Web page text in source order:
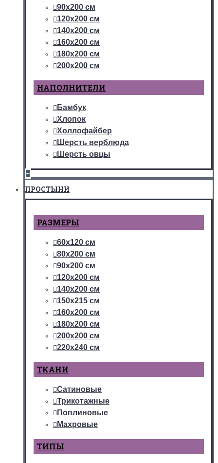
90х200 см
120х200 см
140х200 см
160х200 см
180х200 см
200х200 см
НАПОЛНИТЕЛИ
Бамбук
Хлопок
Холлофайбер
Шерсть верблюда
Шерсть овцы
+
ПРОСТЫНИ
РАЗМЕРЫ
60х120 см
80х200 см
90х200 см
120х200 см
140х200 см
150х215 см
160х200 см
180х200 см
200х200 см
220х240 см
ТКАНИ
Сатиновые
Трикотажные
Поплиновые
Махровые
ТИПЫ